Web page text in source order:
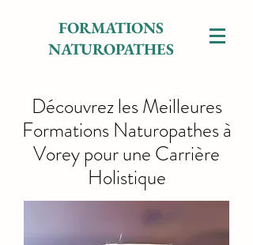
FORMATIONS
NATUROPATHES
Découvrez les Meilleures
Formations Naturopathes à
Vorey pour une Carrière
Holistique